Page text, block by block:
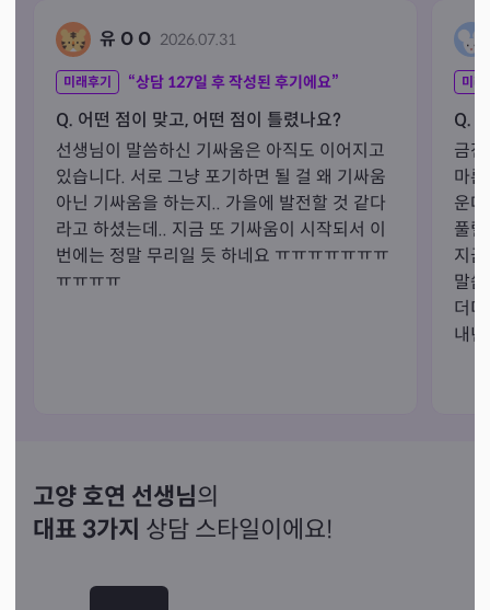
유 O O 2026.07.31
미래후기 “상담 127일 후 작성된 후기에요”
Q. 어떤 점이 맞고, 어떤 점이 틀렸나요?
선생님이 말씀하신 기싸움은 아직도 이어지고
있습니다. 서로 그냥 포기하면 될 걸 왜 기싸움
아닌 기싸움을 하는지.. 가을에 발전할 것 같다
라고 하셨는데.. 지금 또 기싸움이 시작되서 이
번에는 정말 무리일 듯 하네요 ㅠㅠㅠㅠㅠㅠㅠ
ㅠㅠㅠㅠ
미래
Q.
금
마
운
풀
지
말
더
내
고양 호연 선생님의
대표 3가지 상담 스타일이에요!